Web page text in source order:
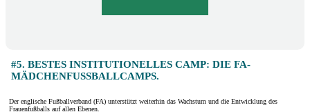
#5. BESTES INSTITUTIONELLES CAMP: DIE FA-
MÄDCHENFUSSBALLCAMPS.
Der englische Fußballverband (FA) unterstützt weiterhin das Wachstum und die Entwicklung des
Frauenfußballs auf allen Ebenen.